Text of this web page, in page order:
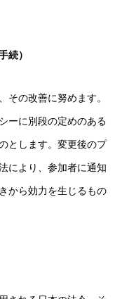
続）
その改善に努めます。
ーに別段の定めのある
とします。変更後のプ
により、参加者に通知
から効力を生じるもの